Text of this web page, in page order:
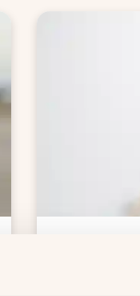
Gina